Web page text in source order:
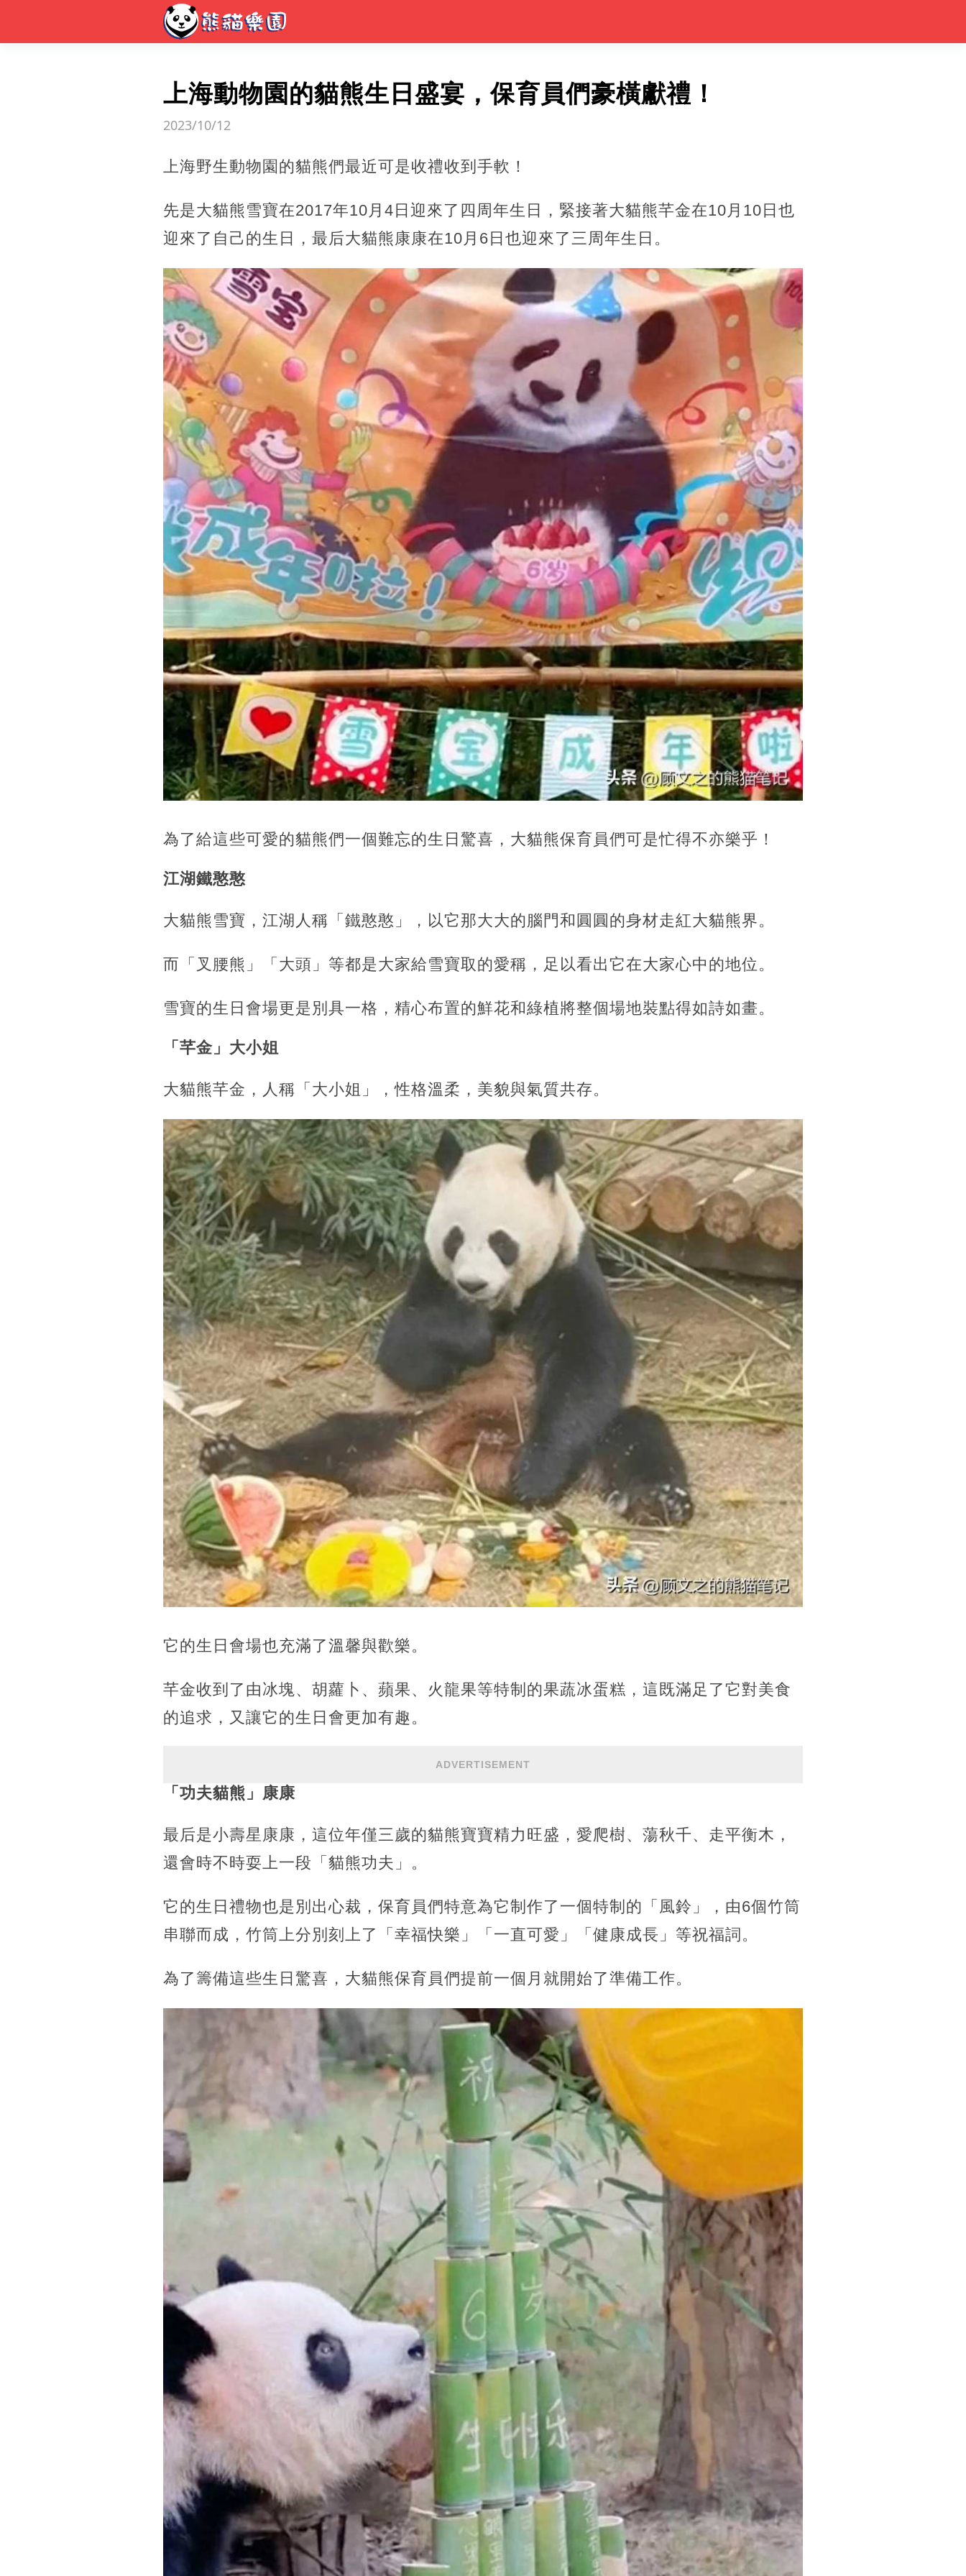
上海動物園的貓熊生日盛宴，保育員們豪橫獻禮！
2023/10/12
上海野生動物園的貓熊們最近可是收禮收到手軟！
先是大貓熊雪寶在2017年10月4日迎來了四周年生日，緊接著大貓熊芊金在10月10日也
迎來了自己的生日，最后大貓熊康康在10月6日也迎來了三周年生日。
為了給這些可愛的貓熊們一個難忘的生日驚喜，大貓熊保育員們可是忙得不亦樂乎！
江湖鐵憨憨
大貓熊雪寶，江湖人稱「鐵憨憨」，以它那大大的腦門和圓圓的身材走紅大貓熊界。
而「叉腰熊」「大頭」等都是大家給雪寶取的愛稱，足以看出它在大家心中的地位。
雪寶的生日會場更是別具一格，精心布置的鮮花和綠植將整個場地裝點得如詩如畫。
「芊金」大小姐
大貓熊芊金，人稱「大小姐」，性格溫柔，美貌與氣質共存。
它的生日會場也充滿了溫馨與歡樂。
芊金收到了由冰塊、胡蘿卜、蘋果、火龍果等特制的果蔬冰蛋糕，這既滿足了它對美食
的追求，又讓它的生日會更加有趣。
ADVERTISEMENT
「功夫貓熊」康康
最后是小壽星康康，這位年僅三歲的貓熊寶寶精力旺盛，愛爬樹、蕩秋千、走平衡木，
還會時不時耍上一段「貓熊功夫」。
它的生日禮物也是別出心裁，保育員們特意為它制作了一個特制的「風鈴」，由6個竹筒
串聯而成，竹筒上分別刻上了「幸福快樂」「一直可愛」「健康成長」等祝福詞。
為了籌備這些生日驚喜，大貓熊保育員們提前一個月就開始了準備工作。